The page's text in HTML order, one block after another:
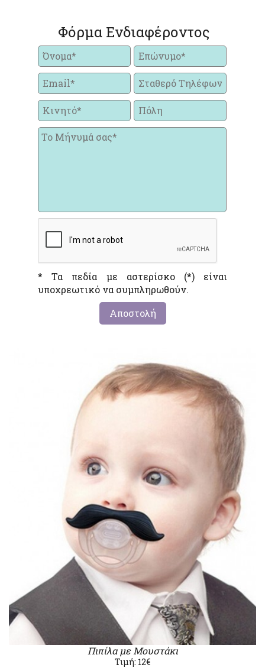
Φόρμα Ενδιαφέροντος
* Τα πεδία με αστερίσκο (*) είναι
υποχρεωτικό να συμπληρωθούν.
Πιπίλα με Μουστάκι
Τιμή: 12€